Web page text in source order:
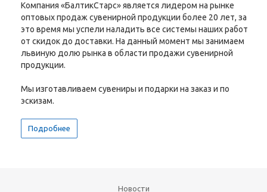
Компания «БалтикСтарс» является лидером на рынке
оптовых продаж сувенирной продукции более 20 лет, за
это время мы успели наладить все системы наших работ
от скидок до доставки. На данный момент мы занимаем
львиную долю рынка в области продажи сувенирной
продукции.
Мы изготавливаем сувениры и подарки на заказ и по
эскизам.
Подробнее
Новости